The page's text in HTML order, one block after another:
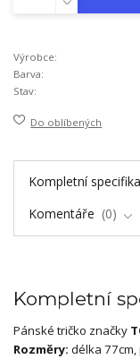
Výrobce:
Barva:
Stav:
Do oblíbených
Kompletní
Komentáře
0
Kompletní
Pánské tričko značky
Rozměry: délka